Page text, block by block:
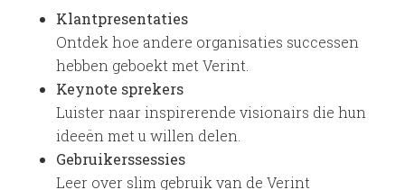
Klantpresentaties
Ontdek hoe andere organisaties successen
hebben geboekt met Verint.
Keynote sprekers
Luister naar inspirerende visionairs die hun
ideeën met u willen delen.
Gebruikerssessies
Leer over slim gebruik van de Verint